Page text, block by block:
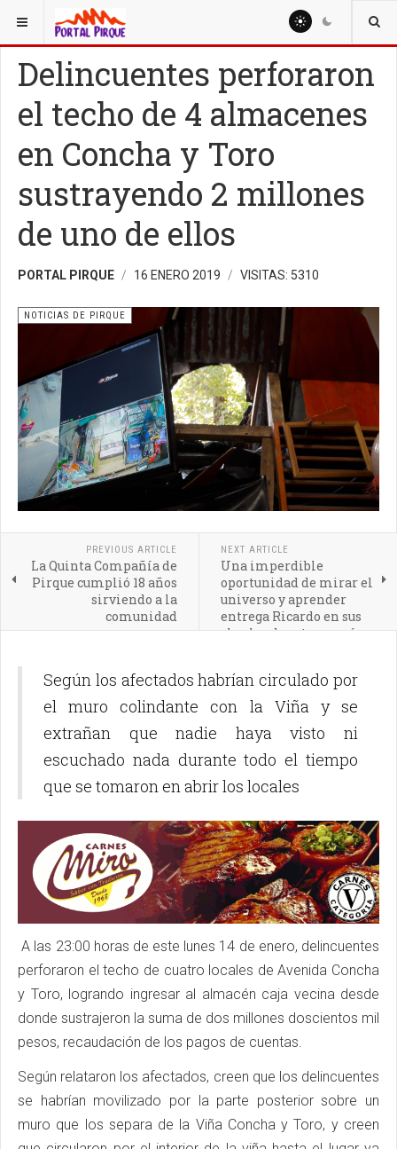
ESTÁ AQUÍ: NOTICIAS
Delincuentes perforaron
el techo de 4 almacenes
en Concha y Toro
sustrayendo 2 millones
de uno de ellos
PORTAL PIRQUE 16 ENERO 2019 VISITAS: 5310
NOTICIAS DE PIRQUE
PREVIOUS ARTICLE
La Quinta Compañía de
Pirque cumplió 18 años
sirviendo a la
comunidad
NEXT ARTICLE
Una imperdible
oportunidad de mirar el
universo y aprender
entrega Ricardo en sus
charlas de astronomía
Según los afectados habrían circulado por
el muro colindante con la Viña y se
extrañan que nadie haya visto ni
escuchado nada durante todo el tiempo
que se tomaron en abrir los locales
A las 23:00 horas de este lunes 14 de enero, delincuentes
perforaron el techo de cuatro locales de Avenida Concha
y Toro, logrando ingresar al almacén caja vecina desde
donde sustrajeron la suma de dos millones doscientos mil
pesos, recaudación de los pagos de cuentas.
Según relataron los afectados, creen que los delincuentes
se habrían movilizado por la parte posterior sobre un
muro que los separa de la Viña Concha y Toro, y creen